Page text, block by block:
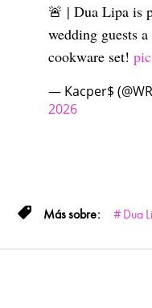
🚨 | Dua Lipa is
wedding guests
cookware set!
— Kacper$
2026
Dua